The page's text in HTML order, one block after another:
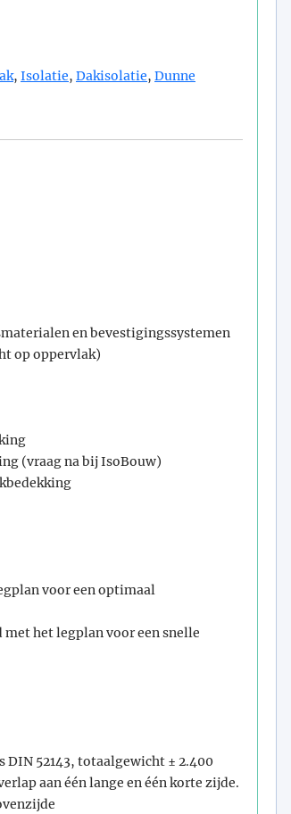
, Isolatie, Dakisolatie, Dunne
en bevestigingssystemen
op oppervlak)
(vraag na bij IsoBouw)
voor een optimaal
het legplan voor een snelle
52143, totaalgewicht ± 2.400
aan één lange en één korte zijde.